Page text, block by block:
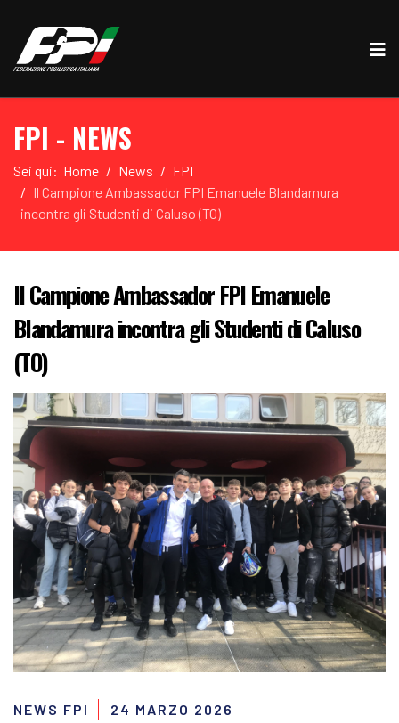
FPI - NEWS
Sei qui: Home News
FPI
Il Campione Ambassador FPI Emanuele Blandamura
incontra gli Studenti di Caluso (TO)
Il Campione Ambassador FPI Emanuele
Blandamura incontra gli Studenti di Caluso
(TO)
NEWS FPI 24 MARZO 2026